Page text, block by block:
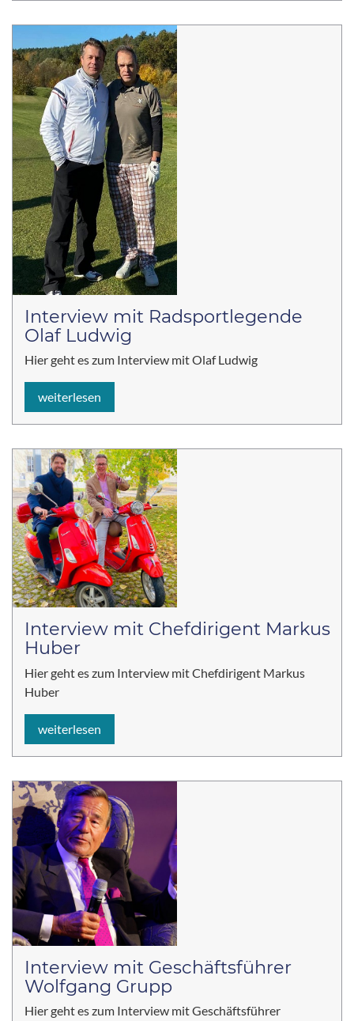
Interview mit Radsportlegende
Olaf Ludwig
Hier geht es zum Interview mit Olaf Ludwig
weiterlesen
Interview mit Chefdirigent Markus
Huber
Hier geht es zum Interview mit Chefdirigent Markus
Huber
weiterlesen
Interview mit Geschäftsführer
Wolfgang Grupp
Hier geht es zum Interview mit Geschäftsführer